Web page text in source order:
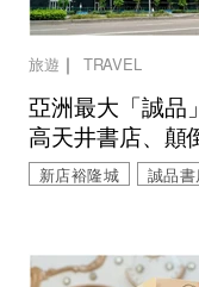
旅遊 ｜ TRAVEL
亞洲最大「誠品
高天井書店、顛
新店裕隆城 誠品書